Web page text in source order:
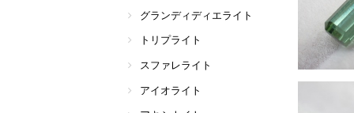
グランディディエライト
トリプライト
スファレライト
アイオライト